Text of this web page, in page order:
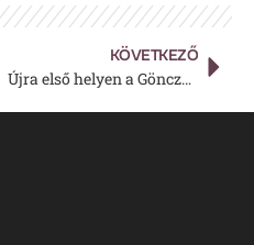
KÖVETKEZŐ
Újra első helyen a Gönczy a Városi matematika versenyen